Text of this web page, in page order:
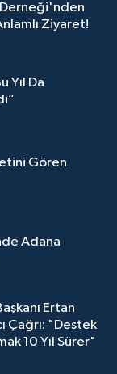
Ziyaret!
Yıl Da
Gören
Adana
Ertan
Çağrı: "Destek
10 Yıl Sürer"